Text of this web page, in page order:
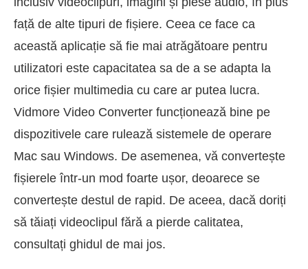
față de alte tipuri de fișiere. Ceea ce face ca
această aplicație să fie mai atrăgătoare pentru
utilizatori este capacitatea sa de a se adapta la
orice fișier multimedia cu care ar putea lucra.
Vidmore Video Converter funcționează bine pe
dispozitivele care rulează sistemele de operare
Mac sau Windows. De asemenea, vă convertește
fișierele într-un mod foarte ușor, deoarece se
convertește destul de rapid. De aceea, dacă doriți
să tăiați videoclipul fără a pierde calitatea,
consultați ghidul de mai jos.